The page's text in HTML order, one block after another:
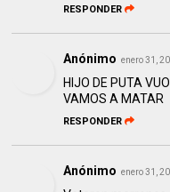
RESPONDER
Anónimo enero 31,
HIJO DE PUTA
VAMOS A MATAR
RESPONDER
Anónimo enero 31,